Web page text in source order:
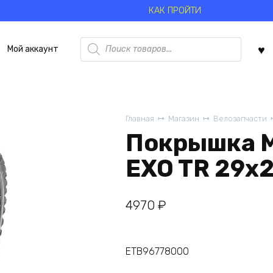
КАК ПРОЙТИ
Мой аккаунт
Поиск
товаров
Главная
Магазин Велозапчасти
Покрышка
EXO TR
4970 ₽
ETB96778000